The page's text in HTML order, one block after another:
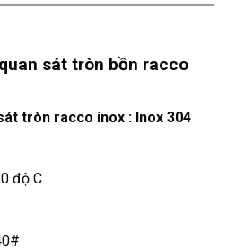
sát tròn bồn racco
tròn racco inox : Inox 304
độ C